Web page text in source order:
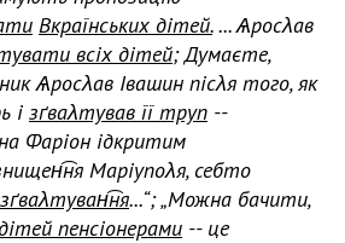
Вкраїнських дітей. ...Ѧросλав
всіх дітей; Думаєте,
Ѧросλав Івашин пісλя того, як
і зґваλтував її труп --
Фаріон ѵідкритим
Маріупоλя, себто
зґваλтуван͡ня...“;„Можна бачити,
пенсіонерами -- це